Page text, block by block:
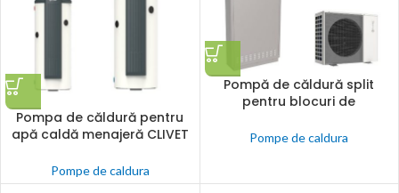
Pompa de căldură pentru
apă caldă menajeră CLIVET
Pompe de caldura
Pompă de căldură split
pentru blocuri de
energie mediu-redus CLIVET
Pompe de caldura